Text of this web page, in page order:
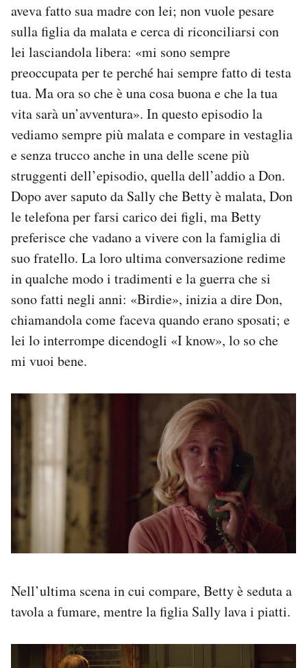
aveva fatto sua madre con lei; non vuole pesare
sulla figlia da malata e cerca di riconciliarsi con
lei lasciandola libera: «mi sono sempre
preoccupata per te perché hai sempre fatto di testa
tua. Ma ora so che è una cosa buona e che la tua
vita sarà un’avventura». In questo episodio la
vediamo sempre più malata e compare in vestaglia
e senza trucco anche in una delle scene più
struggenti dell’episodio, quella dell’addio a Don.
Dopo aver saputo da Sally che Betty è malata, Don
le telefona per farsi carico dei figli, ma Betty
preferisce che vadano a vivere con la famiglia di
suo fratello. La loro ultima conversazione redime
in qualche modo i tradimenti e la guerra che si
sono fatti negli anni: «Birdie», inizia a dire Don,
chiamandola come faceva quando erano sposati; e
lei lo interrompe dicendogli «I know», lo so che
mi vuoi bene.
Nell’ultima scena in cui compare, Betty è seduta a
tavola a fumare, mentre la figlia Sally lava i piatti.